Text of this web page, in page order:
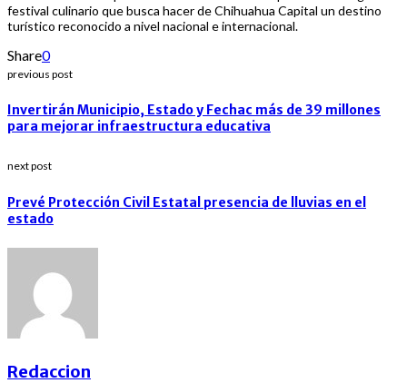
festival culinario que busca hacer de Chihuahua Capital un destino
turístico reconocido a nivel nacional e internacional.
Share0
previous post
Invertirán Municipio, Estado y Fechac más de 39 millones
para mejorar infraestructura educativa
next post
Prevé Protección Civil Estatal presencia de lluvias en el
estado
Redaccion